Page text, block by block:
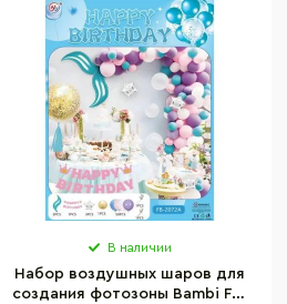
В наличии
Набор воздушных шаров для
создания фотозоны Bambi FB-